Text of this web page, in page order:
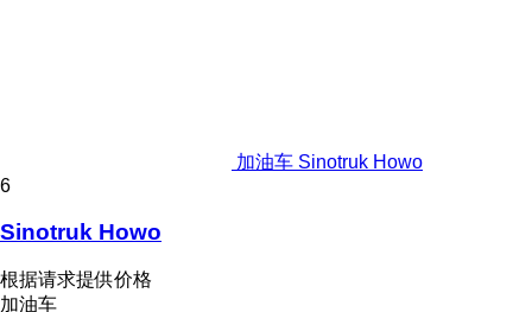
加油车 Sinotruk Howo
6
Sinotruk Howo
根据请求提供价格
加油车